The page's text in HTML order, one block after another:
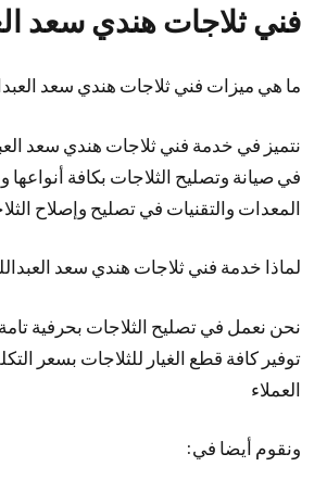
فني ثلاجات هندي سعد
ما هي ميزات فني ثلاجات هندي سعد
نتميز في خدمة فني ثلاجات هندي سعد
في صيانة وتصليح الثلاجات بكافة
المعدات والتقنيات في تصليح وإصلاح
لماذا خدمة فني ثلاجات هندي سعد
نحن نعمل في تصليح الثلاجات بحرفية
توفير كافة قطع الغيار للثلاجات بسعر
العملاء
ونقوم أيضا في: